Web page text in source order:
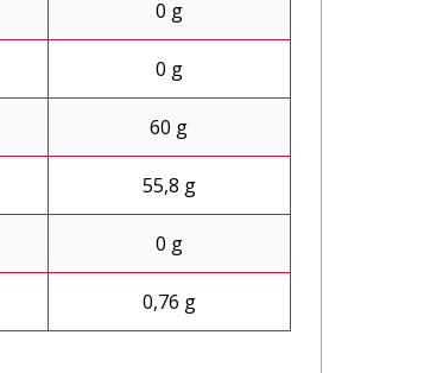
0 g
0 g
60 g
55,8 g
0 g
0,76 g